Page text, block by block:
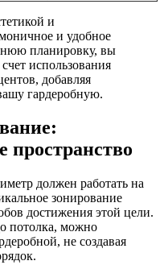
и
и удобное
планировку, вы
использования
добавляя
гардеробную.
пространство
должен работать на
зонирование
достижения этой цели.
потолка, можно
не создавая